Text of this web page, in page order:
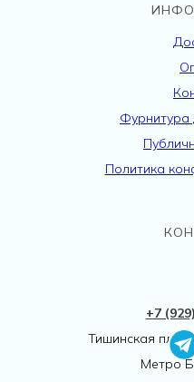
Фурнитура
Политика
+7
Тишинская пл.,
Метро